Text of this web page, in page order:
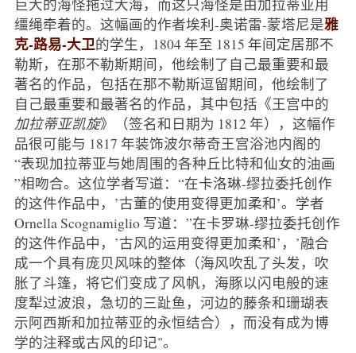
巨大的海怪拖过大海，而这只海怪是由加拉蒂亚用
缰绳牵着的。这幅画的作者埃利-奥诺雷-蒙塔尼是雅
克-路易-大卫的学生，1804 年至 1815 年间定居那不
勒斯，在那不勒斯期间，他绘制了自己最重要和最
著名的作品，包括在那不勒斯逗留期间，他绘制了
自己最重要和最著名的作品，其中包括《王宫中的
加拉蒂亚凯旋》（签名和日期为 1812 年），这幅作
品很可能与 1817 年装饰波尔蒂奇王宫浴池内阁的
“表现加拉蒂亚与她周围的各种丘比特和仙女的油画
”相吻合。这位学者写道：“在卡洛琳-缪拉委托创作
的这件作品中，’古董的使用变得更加柔和’。学者
Ornella Scognamiglio 写道：”在卡罗琳-缪拉委托创作
的这件作品中，’古风的运用变得更加柔和’，’融合
成一个具有庞贝风味的整体（海风吹乱了头发，吹
胀了斗篷，将它们变成了风帆，海豚以闪电般的速
度犁过波浪，急切的三趾鱼，河边的藤条和珊瑚表
示阿西斯和加拉蒂亚的永恒结合），而没有成为博
学的注释或古风的印记"。